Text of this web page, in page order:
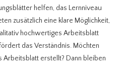
helfen, das Lernniveau
zusätzlich eine klare Möglichkeit,
hochwertiges Arbeitsblatt
das Verständnis. Möchten
Arbeitsblatt erstellt? Dann bleiben